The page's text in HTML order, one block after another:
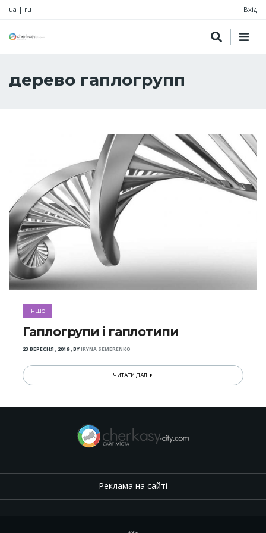
ua | ru Вхід
дерево гаплогрупп
Інше
Гаплогрупи і гаплотипи
23 ВЕРЕСНЯ , 2019,BYIRYNA SEMERENKO
ЧИТАТИ ДАЛІ
Реклама на сайті
.,.,.